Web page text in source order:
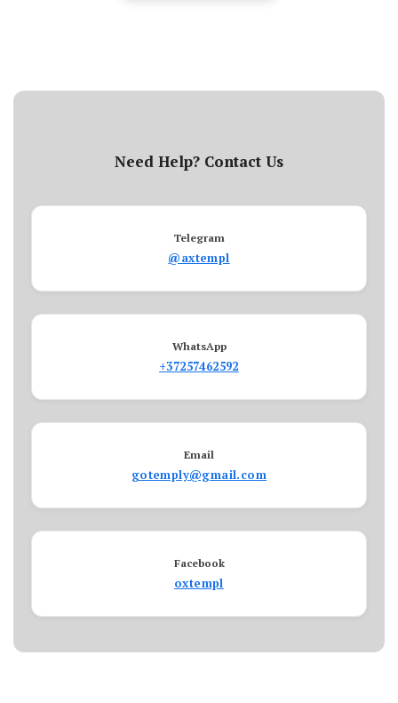
Need Help? Contact Us
Telegram
@axtempl
WhatsApp
+37257462592
Email
gotemply@gmail.com
Facebook
oxtempl